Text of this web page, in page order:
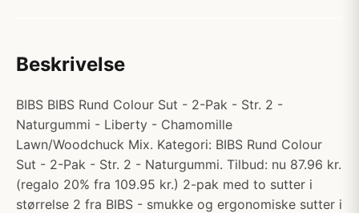
Beskrivelse
BIBS BIBS Rund Colour Sut - 2-Pak - Str. 2 -
Naturgummi - Liberty - Chamomille
Lawn/Woodchuck Mix. Kategori: BIBS Rund Colour
Sut - 2-Pak - Str. 2 - Naturgummi. Tilbud: nu 87.96 kr.
(regalo 20% fra 109.95 kr.) 2-pak med to sutter i
størrelse 2 fra BIBS - smukke og ergonomiske sutter i